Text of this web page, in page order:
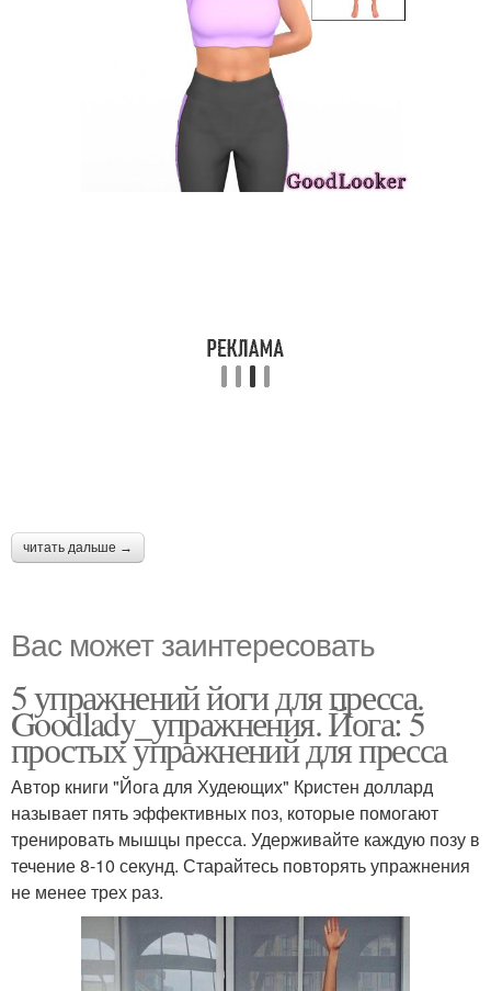
читать дальше →
Вас может заинтересовать
5 упражнений йоги для пресса.
Goodlady_упражнения. Йога: 5
простых упражнений для пресса
Автор книги "Йога для Худеющих" Кристен доллард
называет пять эффективных поз, которые помогают
тренировать мышцы пресса. Удерживайте каждую позу в
течение 8-10 секунд. Старайтесь повторять упражнения
не менее трех раз.